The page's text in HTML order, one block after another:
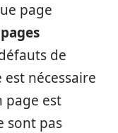
page
pages
de
nécessaire
page est
sont pas